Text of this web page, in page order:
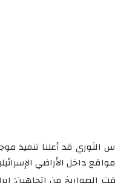
الثوري قد أعلنا تنفيذ
داخل الأراضي